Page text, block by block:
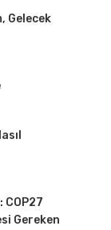
Gelecek
COP27
Gereken